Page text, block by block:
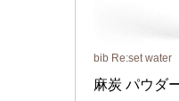
bib Re:set water
麻炭 パウダ